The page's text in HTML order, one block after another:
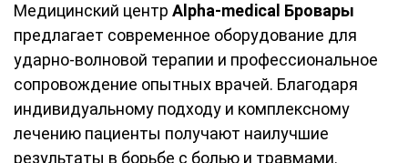
Медицинский центр Alpha-medical Бровары
предлагает современное оборудование для
ударно-волновой терапии и профессиональное
сопровождение опытных врачей. Благодаря
индивидуальному подходу и комплексному
лечению пациенты получают наилучшие
результаты в борьбе с болью и травмами.